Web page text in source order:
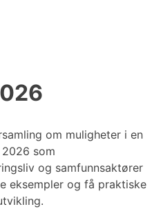
om muligheter i en
som
og samfunnsaktører
eksempler og få praktiske